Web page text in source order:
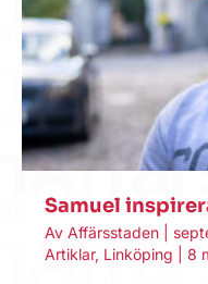
Samuel
Av Affärsstaden
Artiklar, Linköping 8